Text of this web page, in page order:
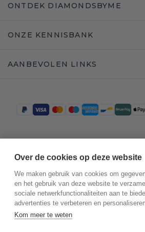
ONTDEK DIAMONDSBYME
ONZE KENNISBANK
AANBEVOLEN LINKS
Over de cookies op deze website
We maken gebruik van cookies om
en het gebruik van deze website te
sociale netwerkfunctionaliteiten aan te
advertenties te verbeteren en
Kom meer te weten